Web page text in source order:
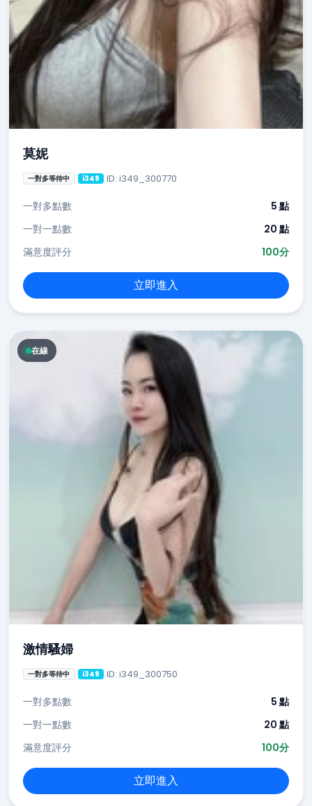
莫妮
一對多等待中 i349 ID: i349_300770
一對多點數
5 點
一對一點數
20 點
滿意度評分
100分
立即進入
在線
激情騷婦
一對多等待中 i349 ID: i349_300750
一對多點數
5 點
一對一點數
20 點
滿意度評分
100分
立即進入